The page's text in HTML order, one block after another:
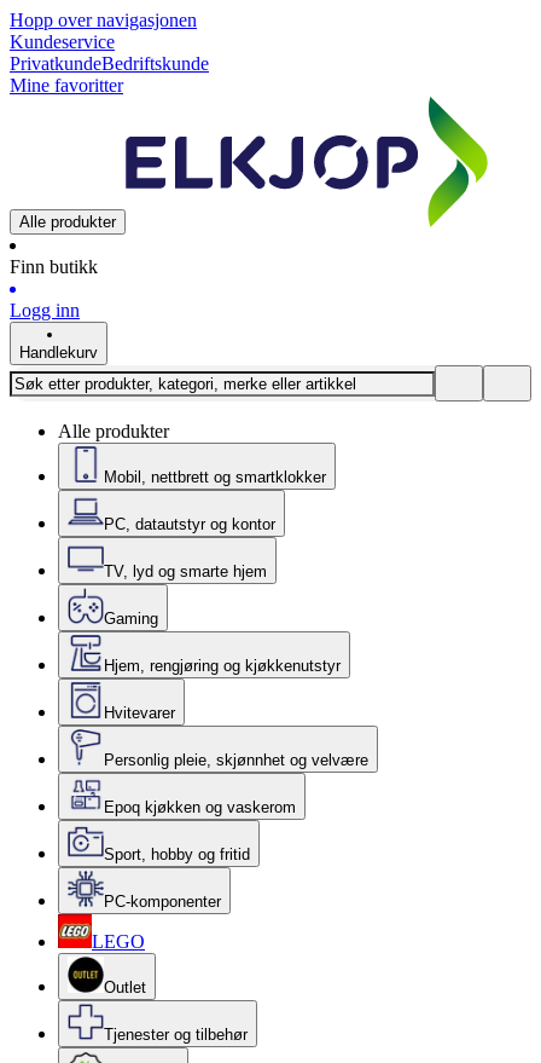
Hopp over navigasjonen
Kundeservice
PrivatkundeBedriftskunde
Mine favoritter
Alle produkter
Finn butikk
Logg inn
Handlekurv
Alle produkter
Mobil, nettbrett og smartklokker
PC, datautstyr og kontor
TV, lyd og smarte hjem
Gaming
Hjem, rengjøring og kjøkkenutstyr
Hvitevarer
Personlig pleie, skjønnhet og velvære
Epoq kjøkken og vaskerom
Sport, hobby og fritid
PC-komponenter
LEGO
Outlet
Tjenester og tilbehør